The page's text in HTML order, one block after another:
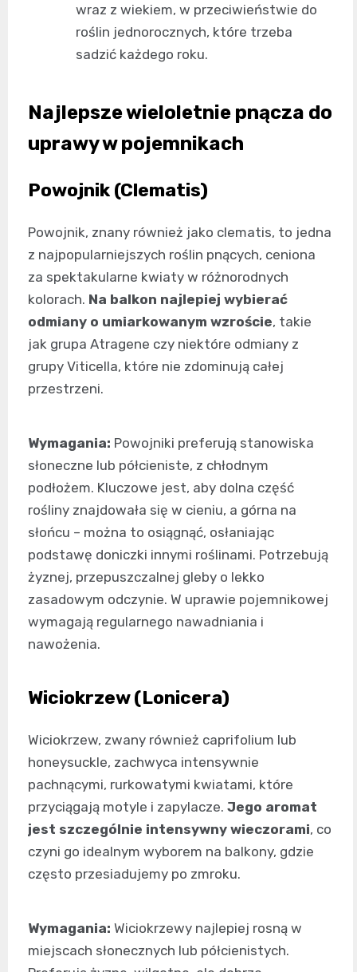
wraz z wiekiem, w przeciwieństwie do
roślin jednorocznych, które trzeba
sadzić każdego roku.
Najlepsze wieloletnie pnącza do
uprawy w pojemnikach
Powojnik (Clematis)
Powojnik, znany również jako clematis, to jedna
z najpopularniejszych roślin pnących, ceniona
za spektakularne kwiaty w różnorodnych
kolorach. Na balkon najlepiej wybierać
odmiany o umiarkowanym wzroście, takie
jak grupa Atragene czy niektóre odmiany z
grupy Viticella, które nie zdominują całej
przestrzeni.
Wymagania: Powojniki preferują stanowiska
słoneczne lub półcieniste, z chłodnym
podłożem. Kluczowe jest, aby dolna część
rośliny znajdowała się w cieniu, a górna na
słońcu – można to osiągnąć, osłaniając
podstawę doniczki innymi roślinami. Potrzebują
żyznej, przepuszczalnej gleby o lekko
zasadowym odczynie. W uprawie pojemnikowej
wymagają regularnego nawadniania i
nawożenia.
Wiciokrzew (Lonicera)
Wiciokrzew, zwany również caprifolium lub
honeysuckle, zachwyca intensywnie
pachnącymi, rurkowatymi kwiatami, które
przyciągają motyle i zapylacze. Jego aromat
jest szczególnie intensywny wieczorami, co
czyni go idealnym wyborem na balkony, gdzie
często przesiadujemy po zmroku.
Wymagania: Wiciokrzewy najlepiej rosną w
miejscach słonecznych lub półcienistych.